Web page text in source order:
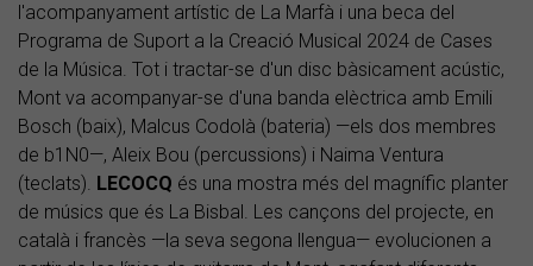
l'acompanyament artístic de La Marfà i una beca del
Programa de Suport a la Creació Musical 2024 de Cases
de la Música. Tot i tractar-se d'un disc bàsicament acústic,
Mont va acompanyar-se d'una banda elèctrica amb Emili
Bosch (baix), Malcus Codolà (bateria) —els dos membres
de b1N0—, Aleix Bou (percussions) i Naima Ventura
(teclats). LECOCQ és una mostra més del magnífic planter
de músics que és La Bisbal. Les cançons del projecte, en
català i francès —la seva segona llengua— evolucionen a